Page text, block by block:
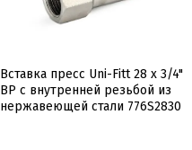
Вставка пресс Uni-Fitt 28 x 3/4"
ВР с внутренней резьбой из
нержавеющей стали 776S2830